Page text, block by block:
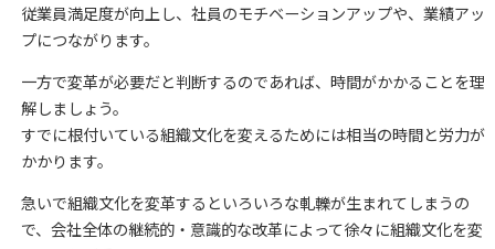
従業員満足度が向上し、社員のモチベーションアップや、業績アッ
プにつながります。
一方で変革が必要だと判断するのであれば、時間がかかることを理
解しましょう。
すでに根付いている組織文化を変えるためには相当の時間と労力が
かかります。
急いで組織文化を変革するといろいろな軋轢が生まれてしまうの
で、会社全体の継続的・意識的な改革によって徐々に組織文化を変